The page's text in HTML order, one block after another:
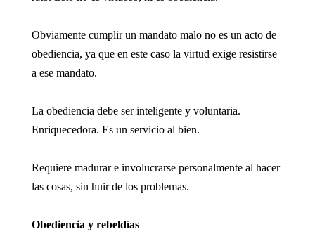
Obviamente cumplir un mandato malo no es un acto de
obediencia, ya que en este caso la virtud exige resistirse
a ese mandato.
La obediencia debe ser inteligente y voluntaria.
Enriquecedora. Es un servicio al bien.
Requiere madurar e involucrarse personalmente al hacer
las cosas, sin huir de los problemas.
Obediencia y rebeldías